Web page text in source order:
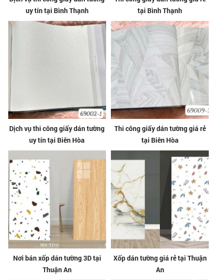
uy tín tại Bình Thạnh
tại Bình Thạnh
Dịch vụ thi công giấy dán tường
uy tín tại Biên Hòa
Thi công giấy dán tường giá rẻ
tại Biên Hòa
Nơi bán xốp dán tường 3D tại
Thuận An
Xốp dán tường giá rẻ tại Thuận
An